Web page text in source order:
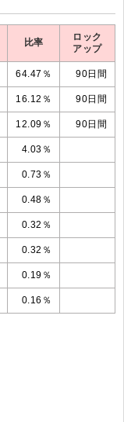
比率
ロック
アップ
64.47％ 90日間
16.12％ 90日間
12.09％ 90日間
4.03％
0.73％
0.48％
0.32％
0.32％
0.19％
0.16％